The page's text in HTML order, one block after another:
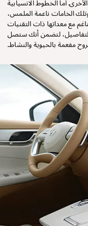
أما الخطوط الانسيابية
الخامات ناعمة الملمس،
مع معداتها ذات التقنيات
التفاصيل، لتضمن أنك ستصل
مفعمة بالحيوية والنشاط.